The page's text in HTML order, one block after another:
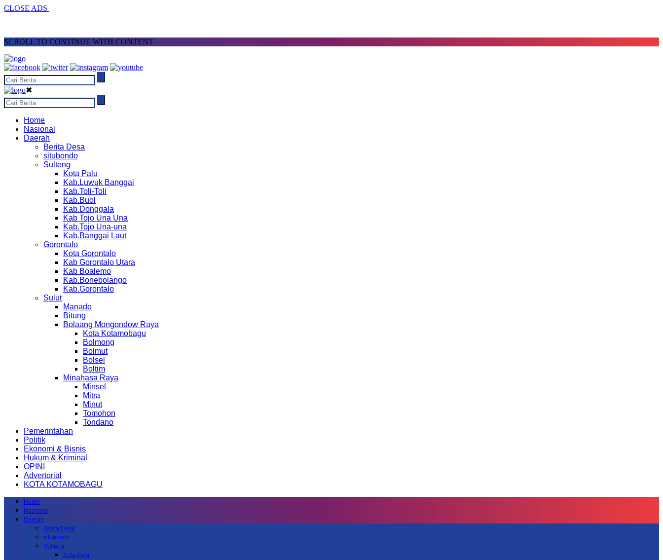
CLOSE ADS
SCROLL TO CONTINUE WITH CONTENT
✖
Home
Nasional
Daerah
Berita Desa
situbondo
Sulteng
Kota Palu
Kab.Luwuk Banggai
Kab.Toli-Toli
Kab.Buol
Kab.Donggala
Kab Tojo Una Una
Kab.Tojo Una-una
Kab.Banggai Laut
Gorontalo
Kota Gorontalo
Kab Gorontalo Utara
Kab Boalemo
Kab.Bonebolango
Kab.Gorontalo
Sulut
Manado
Bitung
Bolaang Mongondow Raya
Kota Kotamobagu
Bolmong
Bolmut
Bolsel
Boltim
Minahasa Raya
Minsel
Mitra
Minut
Tomohon
Tondano
Pemerintahan
Politik
Ekonomi & Bisnis
Hukum & Kriminal
OPINI
Advertorial
KOTA KOTAMOBAGU
Home
Nasional
Daerah
Berita Desa
situbondo
Sulteng
Kota Palu